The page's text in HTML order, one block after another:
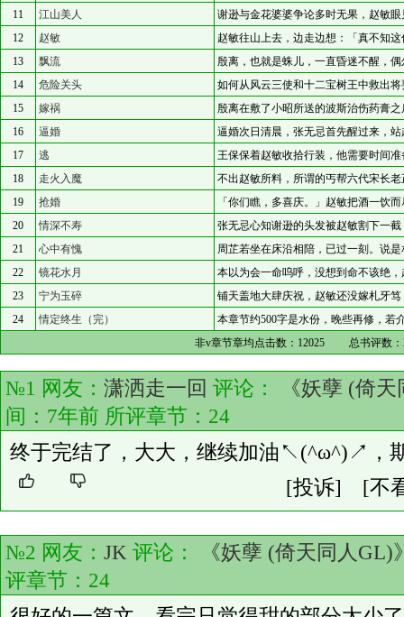
11
江山美人
谢逊与金花婆婆争论多时无果，赵敏
12
赵敏
赵敏往山上去，边走边想：「真不知
13
飘流
殷离，也就是蛛儿，一直昏迷不醒，
14
危险关头
如何从风云三使和十二宝树王中救出
15
嫁祸
殷离在敷了小昭所送的波斯治伤药膏
16
逼婚
逼婚次日清晨，张无忌首先醒过来，
17
逃
王保保着赵敏收拾行装，他需要时间
18
走火入魔
不出赵敏所料，所谓的丐帮六代宋长
19
抢婚
「你们瞧，多喜庆。」赵敏把酒一
20
情深不寿
张无忌心知谢逊的头发被赵敏割下一
21
心中有愧
周芷若坐在床沿相陪，已过一刻。说
22
镜花水月
本以为会一命呜呼，没想到命不该绝
23
宁为玉碎
铺天盖地大肆庆祝，赵敏还没嫁札牙
24
情定终生（完）
本章节约500字是水份，晚些再修，若
非v章节章均点击数： 12025 总书评数：
№1 网友： 潇洒走一回 评论：
《妖孽 (倚
间：7年前 所评章节： 24
终于完结了，大大，继续加油↖(^ω^)↗，
[投诉]
[不
№2 网友： JK 评论：
《妖孽 (倚天同人GL)
评章节： 24